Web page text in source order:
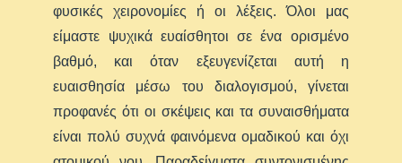
φυσικές χειρονομίες ή οι λέξεις. Όλοι μας
είμαστε ψυχικά ευαίσθητοι σε ένα ορισμένο
βαθμό, και όταν εξευγενίζεται αυτή η
ευαισθησία μέσω του διαλογισμού, γίνεται
προφανές ότι οι σκέψεις και τα συναισθήματα
είναι πολύ συχνά φαινόμενα ομαδικού και όχι